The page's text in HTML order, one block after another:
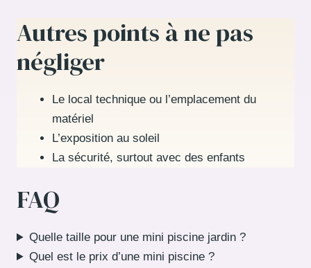
Autres points à ne pas
négliger
Le local technique ou l’emplacement du
matériel
L’exposition au soleil
La sécurité, surtout avec des enfants
FAQ
Quelle taille pour une mini piscine jardin ?
Quel est le prix d’une mini piscine ?